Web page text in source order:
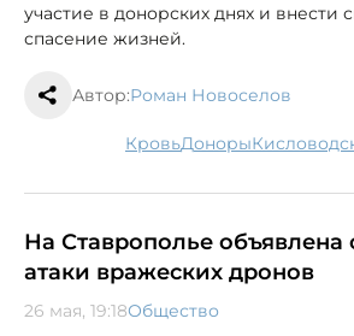
участие в донорских днях и внести
спасение жизней.
Автор:Роман Новоселов
кровь доноры
На Ставрополье объявлена
атаки вражеских дронов
26 мая, 19:18Общество